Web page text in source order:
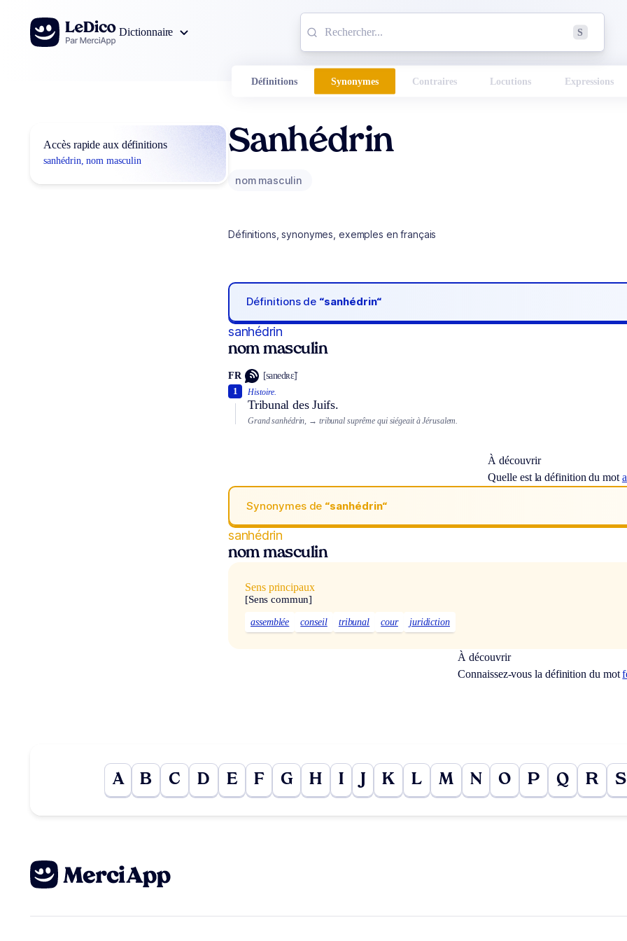
Aller au contenu
Dictionnaire
S
Définitions Synonymes Contraires Locutions Expressions
Accès rapide aux définitions
sanhédrin, nom masculin
Sanhédrin
nom masculin
Définitions, synonymes, exemples en français
Définitions de “sanhédrin“
sanhédrin
nom masculin
FR [sanedʀɛ̃]
Histoire.
Tribunal des Juifs.
1
Grand sanhédrin, → tribunal suprême qui siégeait à Jérusalem.
À découvrir
Quelle est la définition du mot
Synonymes de “sanhédrin“
sanhédrin
nom masculin
Sens principaux
[Sens commun]
assemblée conseil tribunal cour juridiction
À découvrir
Connaissez-vous la définition du mot
A B C D E F G H I J K L M N O P Q R S